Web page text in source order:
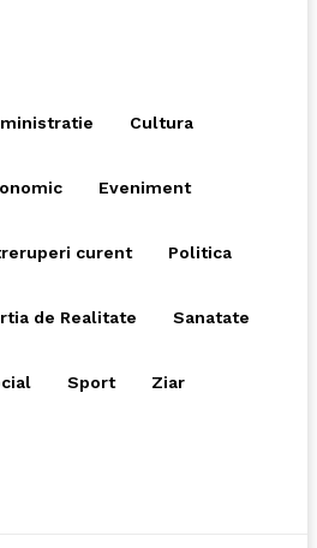
Cultura
Eveniment
curent Politica
de Realitate Sanatate
Sport Ziar